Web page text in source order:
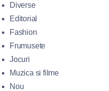
Diverse
Editorial
Fashion
Frumusete
Jocuri
Muzica si filme
Nou